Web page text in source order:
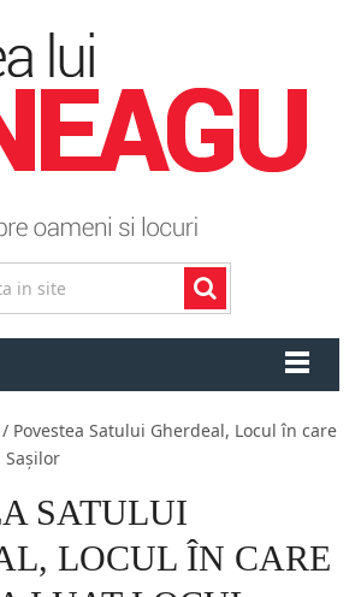
/ Povestea Satului Gherdeal, Locul în care
Saşilor
SATULUI
LOCUL ÎN CARE